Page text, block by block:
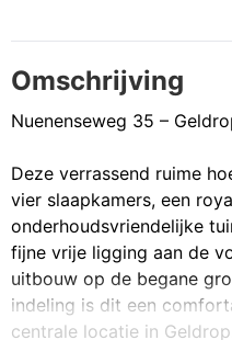
Omschrijving
Nuenenseweg 35 –
Deze verrassend ruime
vier slaapkamers, een
onderhoudsvriendelijke
fijne vrije ligging aan de
uitbouw op de begane
indeling is dit een
centrale locatie in